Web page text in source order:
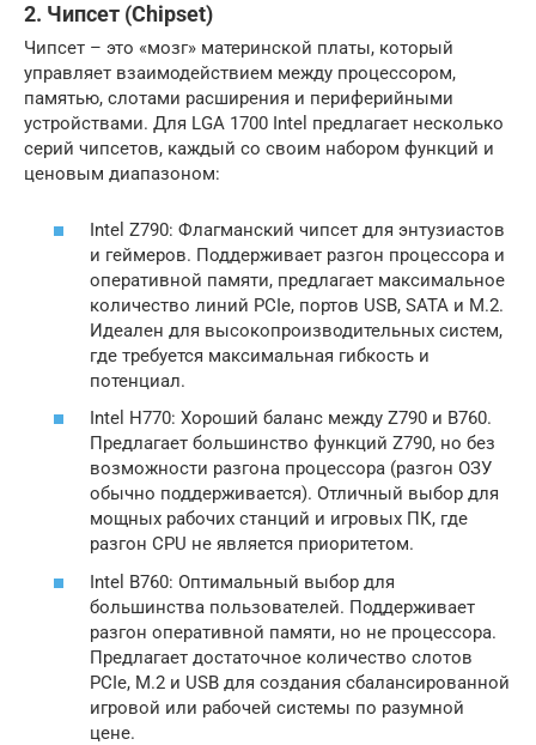
2. Чипсет (Chipset)
Чипсет – это «мозг» материнской платы, который
управляет взаимодействием между процессором,
памятью, слотами расширения и периферийными
устройствами. Для LGA 1700 Intel предлагает несколько
серий чипсетов, каждый со своим набором функций и
ценовым диапазоном:
Intel Z790: Флагманский чипсет для энтузиастов
и геймеров. Поддерживает разгон процессора и
оперативной памяти, предлагает максимальное
количество линий PCIe, портов USB, SATA и M.2.
Идеален для высокопроизводительных систем,
где требуется максимальная гибкость и
потенциал.
Intel H770: Хороший баланс между Z790 и B760.
Предлагает большинство функций Z790, но без
возможности разгона процессора (разгон ОЗУ
обычно поддерживается). Отличный выбор для
мощных рабочих станций и игровых ПК, где
разгон CPU не является приоритетом.
Intel B760: Оптимальный выбор для
большинства пользователей. Поддерживает
разгон оперативной памяти, но не процессора.
Предлагает достаточное количество слотов
PCIe, M.2 и USB для создания сбалансированной
игровой или рабочей системы по разумной
цене.